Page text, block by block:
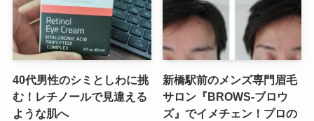
40代男性のシミとしわに挑
む！レチノールで見違える
ような肌へ
新橋駅前のメンズ専門眉毛
サロン『BROWS-ブロウ
ズ』でイメチェン！プロの